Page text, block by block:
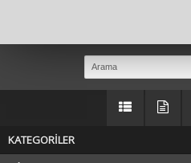
KATEGORİLER